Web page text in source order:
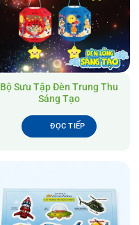
Bộ Sưu Tập Đèn Trung Thu
Sáng Tạo
ĐỌC TIẾP